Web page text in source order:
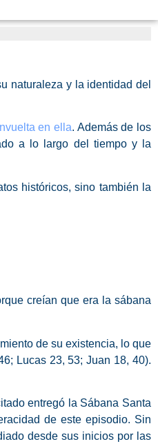
naturaleza y la identidad del
en ella. Además de los
a lo largo del tiempo y la
históricos, sino también la
creían que era la sábana
de su existencia, lo que
Lucas 23, 53; Juan 18, 40).
entregó la Sábana Santa
de este episodio. Sin
desde sus inicios por las